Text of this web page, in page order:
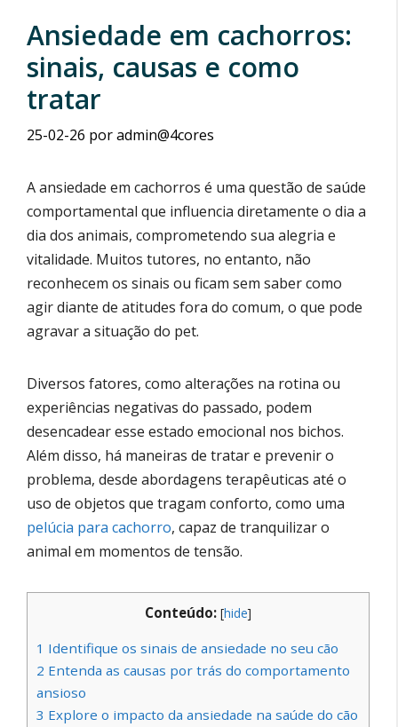
Ansiedade em cachorros:
sinais, causas e como
tratar
25-02-26 poradmin@4cores
A ansiedade em cachorros é uma questão de saúde
comportamental que influencia diretamente o dia a
dia dos animais, comprometendo sua alegria e
vitalidade. Muitos tutores, no entanto, não
reconhecem os sinais ou ficam sem saber como
agir diante de atitudes fora do comum, o que pode
agravar a situação do pet.
Diversos fatores, como alterações na rotina ou
experiências negativas do passado, podem
desencadear esse estado emocional nos bichos.
Além disso, há maneiras de tratar e prevenir o
problema, desde abordagens terapêuticas até o
uso de objetos que tragam conforto, como uma
pelúcia para cachorro, capaz de tranquilizar o
animal em momentos de tensão.
Conteúdo: [hide]
1 Identifique os sinais de ansiedade no seu cão
2 Entenda as causas por trás do comportamento
ansioso
3 Explore o impacto da ansiedade na saúde do cão